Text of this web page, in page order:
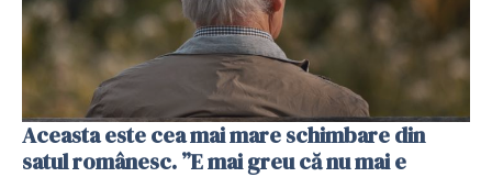
Aceasta este cea mai mare schimbare din
satul românesc. ”E mai greu că nu mai e